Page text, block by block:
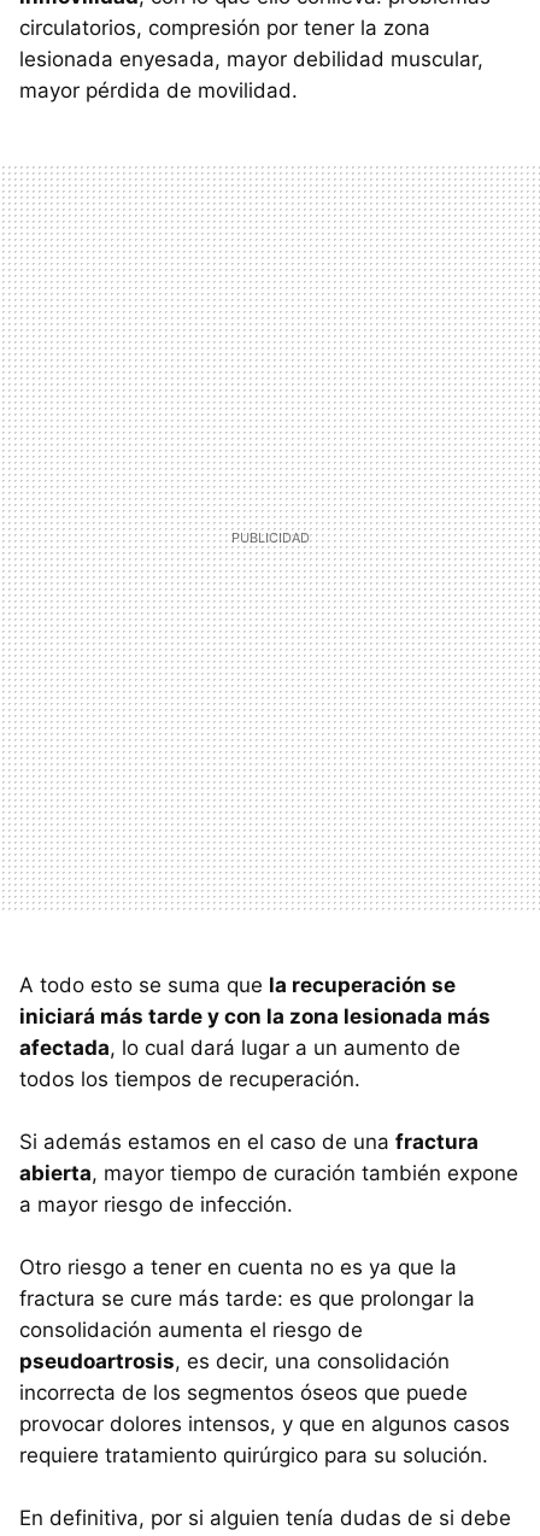
circulatorios, compresión por tener la zona
lesionada enyesada, mayor debilidad muscular,
mayor pérdida de movilidad.
A todo esto se suma que la recuperación se
iniciará más tarde y con la zona lesionada más
afectada, lo cual dará lugar a un aumento de
todos los tiempos de recuperación.
Si además estamos en el caso de una fractura
abierta, mayor tiempo de curación también expone
a mayor riesgo de infección.
Otro riesgo a tener en cuenta no es ya que la
fractura se cure más tarde: es que prolongar la
consolidación aumenta el riesgo de
pseudoartrosis, es decir, una consolidación
incorrecta de los segmentos óseos que puede
provocar dolores intensos, y que en algunos casos
requiere tratamiento quirúrgico para su solución.
En definitiva, por si alguien tenía dudas de si debe